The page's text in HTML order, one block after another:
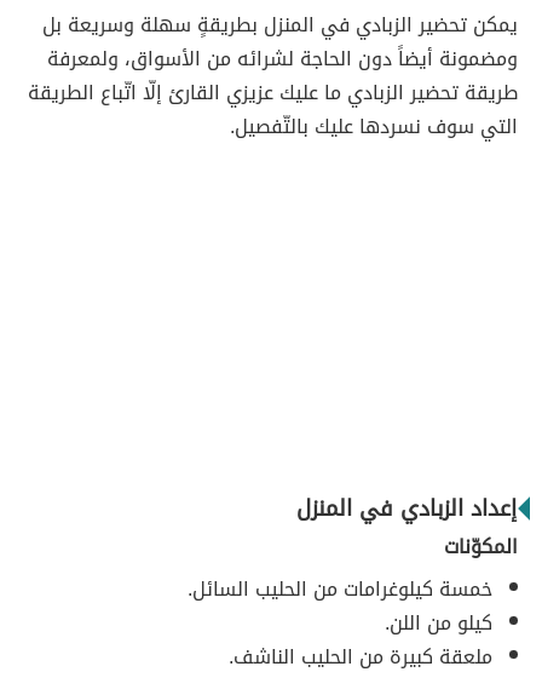
يمكن تحضير الزبادي في المنزل بطريقةٍ سهلة وسريعة بل
ومضمونة أيضاً دون الحاجة لشرائه من الأسواق، ولمعرفة
طريقة تحضير الزبادي ما عليك عزيزي القارئ إلّا اتّباع الطريقة
التي سوف نسردها عليك بالتّفصيل.
إعداد الزبادي في المنزل
المكوّنات
خمسة كيلوغرامات من الحليب السائل.
كيلو من اللن.
ملعقة كبيرة من الحليب الناشف.